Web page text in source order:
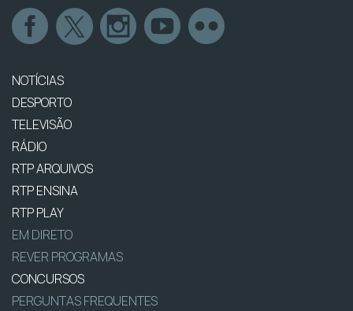
NOTÍCIAS
DESPORTO
TELEVISÃO
RÁDIO
RTP ARQUIVOS
RTP ENSINA
RTP PLAY
EM DIRETO
REVER PROGRAMAS
CONCURSOS
PERGUNTAS FREQUENTES